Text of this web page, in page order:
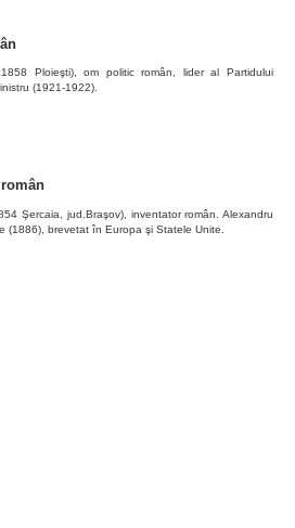
Ploieşti), om politic român, lider al Partidului
(1921-1922).
Şercaia, jud.Braşov), inventator român. Alexandru
(1886), brevetat în Europa şi Statele Unite.